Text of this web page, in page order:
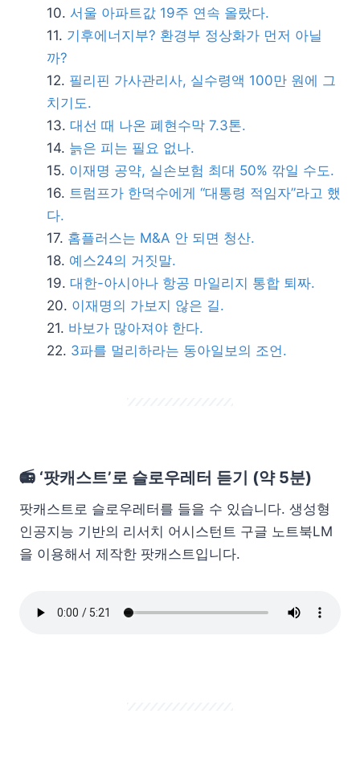
서울 아파트값 19주 연속 올랐다.
기후에너지부? 환경부 정상화가 먼저 아닐
까?
필리핀 가사관리사, 실수령액 100만 원에 그
치기도.
대선 때 나온 폐현수막 7.3톤.
늙은 피는 필요 없나.
이재명 공약, 실손보험 최대 50% 깎일 수도.
트럼프가 한덕수에게 “대통령 적임자”라고 했
다.
홈플러스는 M&A 안 되면 청산.
예스24의 거짓말.
대한-아시아나 항공 마일리지 통합 퇴짜.
이재명의 가보지 않은 길.
바보가 많아져야 한다.
3파를 멀리하라는 동아일보의 조언.
📻 ‘팟캐스트’로 슬로우레터 듣기 (약 5분)
팟캐스트로 슬로우레터를 들을 수 있습니다. 생성형
인공지능 기반의 리서치 어시스턴트 구글 노트북LM
을 이용해서 제작한 팟캐스트입니다.